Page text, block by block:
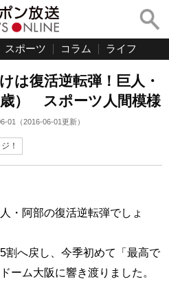
スポーツ コラム ライフ
は復活逆転弾！巨人・
歳） スポーツ人間模様
01 （2016-06-01更新）
！
・阿部の復活逆転弾でしょ
割へ戻し、今季初めて「最高で
ーム大阪に響き渡りました。